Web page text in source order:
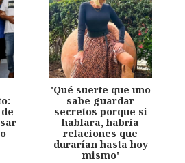
'Qué suerte que uno
sabe guardar
secretos porque si
hablara, habría
relaciones que
durarían hasta hoy
mismo'